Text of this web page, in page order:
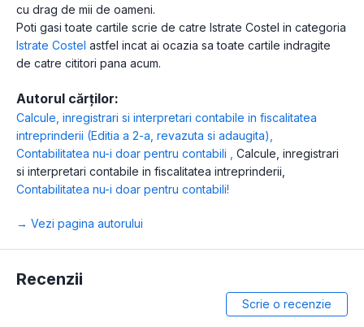
cu drag de mii de oameni.
Poti gasi toate cartile scrie de catre Istrate Costel in categoria
Istrate Costel astfel incat ai ocazia sa toate cartile indragite
de catre cititori pana acum.
Autorul cărților:
Calcule, inregistrari si interpretari contabile in fiscalitatea
intreprinderii (Editia a 2-a, revazuta si adaugita)
Contabilitatea nu-i doar pentru contabili
Calcule, inregistrari
si interpretari contabile in fiscalitatea intreprinderii
Contabilitatea nu-i doar pentru contabili!
→ Vezi pagina autorului
Recenzii
Scrie o recenzie